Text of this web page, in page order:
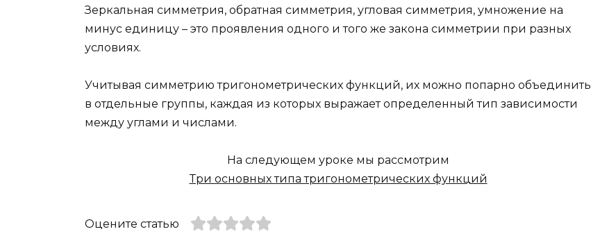
Зеркальная симметрия, обратная симметрия, угловая симметрия, умножение на
минус единицу – это проявления одного и того же закона симметрии при разных
условиях.
Учитывая симметрию тригонометрических функций, их можно попарно объединить
в отдельные группы, каждая из которых выражает определенный тип зависимости
между углами и числами.
На следующем уроке мы рассмотрим
Три основных типа тригонометрических функций
Оцените статью